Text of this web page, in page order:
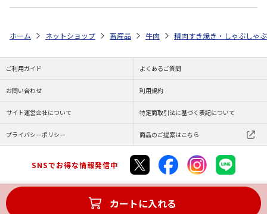
カートに入れる
ホーム ネットショップ 畜産品 牛肉 精肉すき焼き・しゃぶしゃ
ご利用ガイド よくあるご質問
お問い合わせ 利用規約
サイト運営会社について 特定商取引法に基づく表記について
プライバシーポリシー 商品のご提案はこちら
SNSでお得な情報発信中
Copyright (C) JAPAN POST Co.,Ltd. All Rights Reserved.